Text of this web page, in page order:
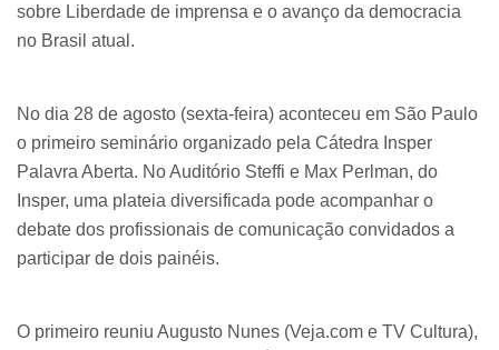
sobre Liberdade de imprensa e o avanço da democracia
no Brasil atual.
No dia 28 de agosto (sexta-feira) aconteceu em São Paulo
o primeiro seminário organizado pela Cátedra Insper
Palavra Aberta. No Auditório Steffi e Max Perlman, do
Insper, uma plateia diversificada pode acompanhar o
debate dos profissionais de comunicação convidados a
participar de dois painéis.
O primeiro reuniu Augusto Nunes (Veja.com e TV Cultura),